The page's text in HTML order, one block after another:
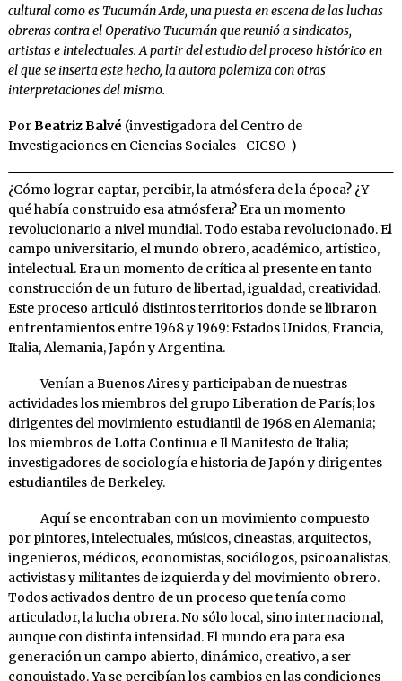
cultural como es Tucumán Arde, una puesta en escena de las luchas
obreras contra el Operativo Tucumán que reunió a sindicatos,
artistas e intelectuales. A partir del estudio del proceso histórico en
el que se inserta este hecho, la autora polemiza con otras
interpretaciones del mismo.
PorBeatriz Balvé (investigadora del Centro de
Investigaciones en Ciencias Sociales -CICSO-)
¿Cómo lograr captar, percibir, la atmósfera de la época? ¿Y
qué había construido esa atmósfera? Era un momento
revolucionario a nivel mundial. Todo estaba revolucionado. El
campo universitario, el mundo obrero, académico, artístico,
intelectual. Era un momento de crítica al presente en tanto
construcción de un futuro de libertad, igualdad, creatividad.
Este proceso articuló distintos territorios donde se libraron
enfrentamientos entre 1968 y 1969: Estados Unidos, Francia,
Italia, Alemania, Japón y Argentina.
Venían a Buenos Aires y participaban de nuestras
actividades los miembros del grupo Liberation de París; los
dirigentes del movimiento estudiantil de 1968 en Alemania;
los miembros de Lotta Continua e Il Manifesto de Italia;
investigadores de sociología e historia de Japón y dirigentes
estudiantiles de Berkeley.
Aquí se encontraban con un movimiento compuesto
por pintores, intelectuales, músicos, cineastas, arquitectos,
ingenieros, médicos, economistas, sociólogos, psicoanalistas,
activistas y militantes de izquierda y del movimiento obrero.
Todos activados dentro de un proceso que tenía como
articulador, la lucha obrera. No sólo local, sino internacional,
aunque con distinta intensidad. El mundo era para esa
generación un campo abierto, dinámico, creativo, a ser
conquistado. Ya se percibían los cambios en las condiciones